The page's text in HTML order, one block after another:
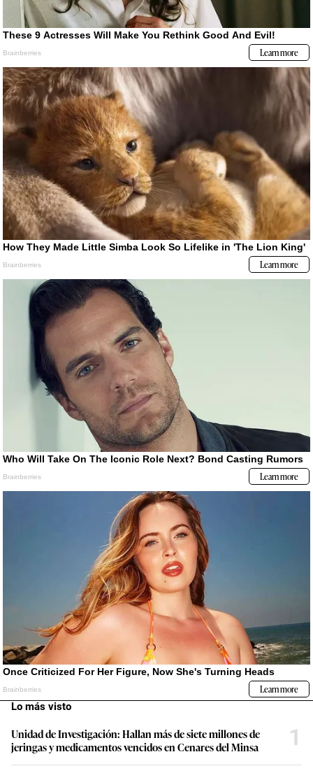
Lo más visto
Unidad de Investigación: Hallan más de siete millones de
jeringas y medicamentos vencidos en Cenares del Minsa
1